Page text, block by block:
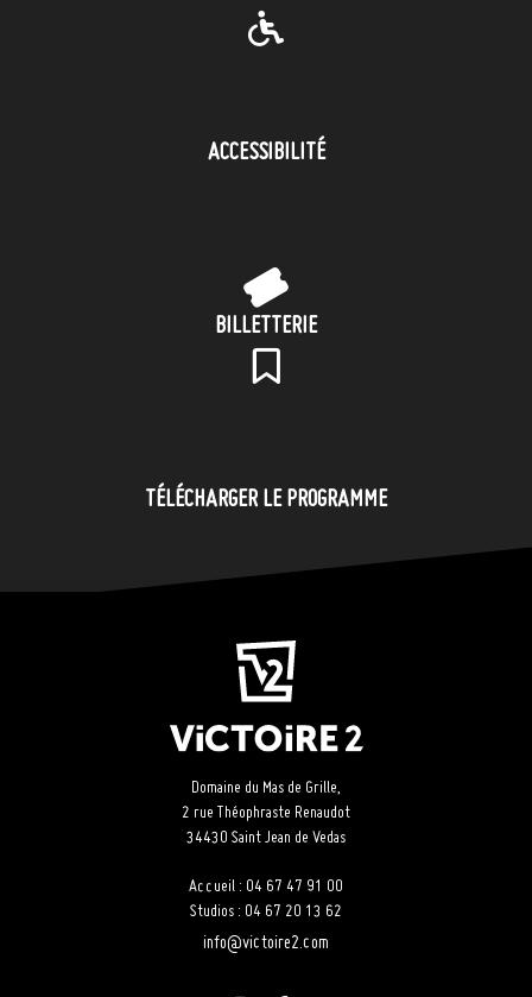
ACCESSIBILITÉ
BILLETTERIE
TÉLÉCHARGER LE PROGRAMME
Domaine du Mas de Grille,
2 rue Théophraste Renaudot
34430 Saint Jean de Vedas
Accueil : 04 67 47 91 00
Studios : 04 67 20 13 62
info@victoire2.com